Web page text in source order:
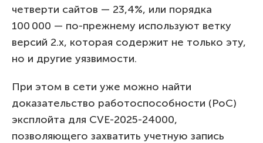
четверти сайтов — 23,4%, или порядка
100 000 — по-прежнему используют ветку
версий 2.x, которая содержит не только эту,
но и другие уязвимости.
При этом в сети уже можно найти
доказательство работоспособности (PoC)
эксплойта для CVE-2025-24000,
позволяющего захватить учетную запись